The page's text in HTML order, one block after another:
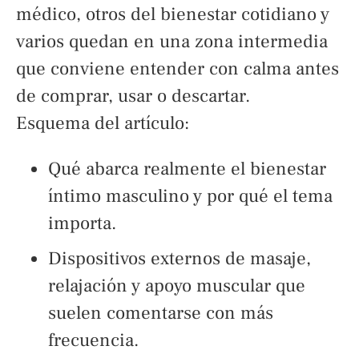
médico, otros del bienestar cotidiano y
varios quedan en una zona intermedia
que conviene entender con calma antes
de comprar, usar o descartar.
Esquema del artículo:
Qué abarca realmente el bienestar
íntimo masculino y por qué el tema
importa.
Dispositivos externos de masaje,
relajación y apoyo muscular que
suelen comentarse con más
frecuencia.